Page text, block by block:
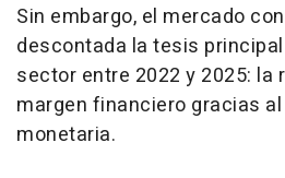
Sin embargo, el mercado
descontada la tesis
sector entre 2022 y 2025: la
margen financiero gracias
monetaria.